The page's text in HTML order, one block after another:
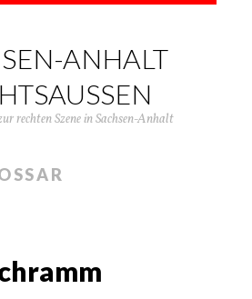
ANHALT
rechten Szene in Sachsen-Anhalt